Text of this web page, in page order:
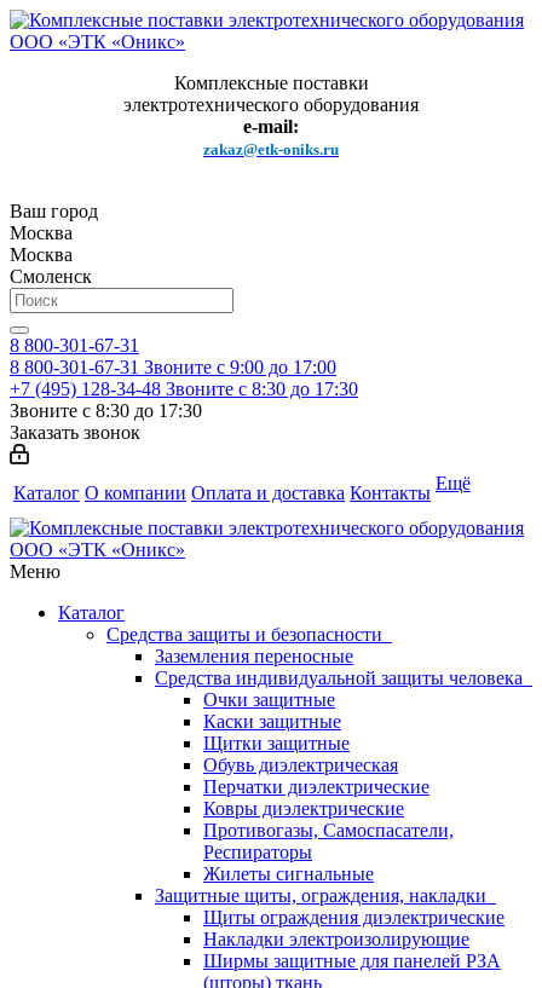
Комплексные поставки
электротехнического оборудования
e-mail:
zakaz@etk-oniks.ru
Ваш город
Москва
Москва
Смоленск
8 800-301-67-31
8 800-301-67-31 Звоните с 9:00 до 17:00
+7 (495) 128-34-48 Звоните с 8:30 до 17:30
Звоните с 8:30 до 17:30
Заказать звонок
Каталог О компании Оплата и доставка Контакты Ещё
Меню
Каталог
Средства защиты и безопасности
Заземления переносные
Средства индивидуальной защиты человека
Очки защитные
Каски защитные
Щитки защитные
Обувь диэлектрическая
Перчатки диэлектрические
Ковры диэлектрические
Противогазы, Самоспасатели,
Респираторы
Жилеты сигнальные
Защитные щиты, ограждения, накладки
Щиты ограждения диэлектрические
Накладки электроизолирующие
Ширмы защитные для панелей РЗА
(шторы) ткань